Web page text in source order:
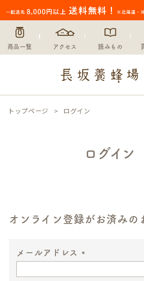
商品一覧 アクセス 読みもの
トップページ ログイン
ログイン
オンライン登録がお済みの
メールアドレス